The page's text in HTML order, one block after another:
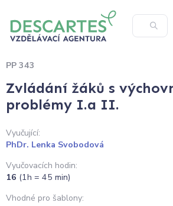
PP 343
Zvládání žáků s
problémy I.a II.
Vyučující:
PhDr. Lenka Svobodová
Vyučovacích hodin:
16 (1h = 45 min)
Vhodné pro šablony: